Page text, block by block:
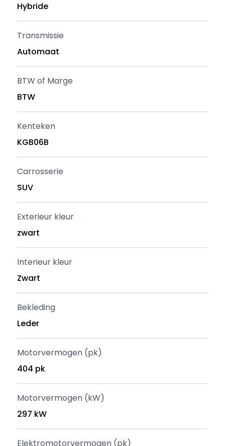
Hybride
Transmissie
Automaat
BTW of Marge
BTW
Kenteken
KGB06B
Carrosserie
SUV
Exterieur kleur
zwart
Interieur kleur
Zwart
Bekleding
Leder
Motorvermogen (pk)
404 pk
Motorvermogen (kW)
297 kW
Elektromotorvermogen (pk)